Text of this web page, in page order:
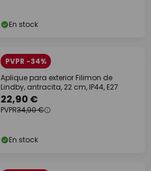
En stock
PVPR -34%
Aplique para exterior Filimon de
Lindby, antracita, 22 cm, IP44, E27
22,90 €
PVPR34,90 €
En stock